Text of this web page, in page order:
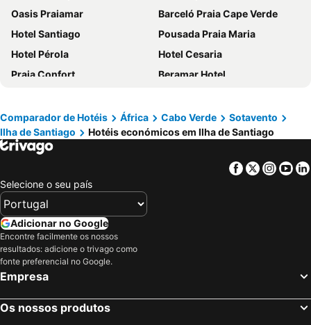
Oasis Praiamar
Barceló Praia Cape Verde
Hotel Santiago
Pousada Praia Maria
Hotel Pérola
Hotel Cesaria
Praia Confort
Beramar Hotel
Sol Hotel
Pousada Quinta Ribeirinha
Santa Maria
Vivi Hotel
Chez Maria Julia Boutique Hotel
Quinta Da Montanha
Residencial Cosmos
Edu Horizonte
Hotel Cantinho
Ccr Hotelaria E Turismo
Casa Jardim di Sol
Mirage
Splanada poilon
Hotel Avenida
Comparador de Hotéis África Cabo Verde
Sotavento
Ilha de Santiago
Hotéis económicos em Ilha de Santiago
Facebook
Twitter
Selecione o seu país
Adicionar no Google
Encontre facilmente os nossos
resultados: adicione o trivago como
fonte preferencial no Google.
Empresa
Os nossos produtos